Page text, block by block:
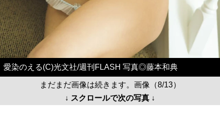
愛染のえる(C)光文社/週刊FLASH 写真◎藤本和典
まだまだ画像は続きます。画像（8/13）
↓ スクロールで次の写真 ↓